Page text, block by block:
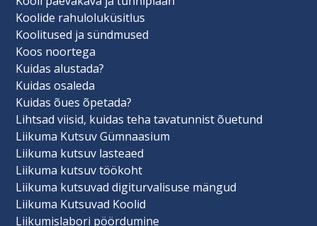
Koolide rahuloluküsitlus
Koolitused ja sündmused
Koos noortega
Kuidas alustada?
Kuidas osaleda
Kuidas õues õpetada?
Lihtsad viisid, kuidas teha tavatunnist õuetund
Liikuma Kutsuv Gümnaasium
Liikuma kutsuv lasteaed
Liikuma kutsuv töökoht
Liikuma kutsuvad digiturvalisuse mängud
Liikuma Kutsuvad Koolid
Liikumislabori pöördumine